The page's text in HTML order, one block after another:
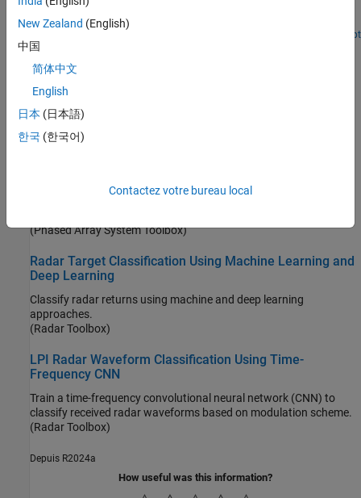
Estimate direction of arrival using deep learning by predicting
angular directions directly from the sample covariance matrix.
Ouvrir le live script
Pedestrian and Bicyclist Classification Using Deep
Learning
Classify pedestrians and bicyclists based on their micro-Doppler
(Radar Toolbox)
Radar and Communications Waveform Classification
Classify radar and communications waveforms using the Wigner-
(Phased Array System Toolbox)
Radar Target Classification Using Machine Learning and
Deep Learning
Classify radar returns using machine and deep learning
approaches.
(Radar Toolbox)
LPI Radar Waveform Classification Using Time-
Frequency CNN
Train a time-frequency convolutional neural network (CNN) to
classify received radar waveforms based on modulation scheme.
(Radar Toolbox)
Depuis R2024a
How useful was this information?
New Zealand (English)
中国
简体中文
English
日本 (日本語)
한국 (한국어)
Contactez votre bureau local